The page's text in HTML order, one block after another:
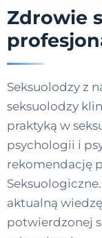
Zdrowie
Seksuolodzy z
seksuolodzy
praktyką w
psychologii i
rekomendację
aktualną
potwierdzonej